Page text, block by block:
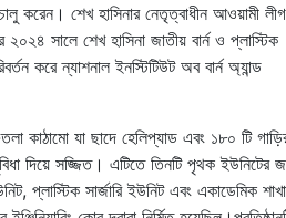
চালু করেন। শেখ হাসিনার নেতৃত্বাধীন আওয়ামী লীগ
সালে শেখ হাসিনা জাতীয় বার্ন ও প্লাস্টিক
করে ন্যাশনাল ইনস্টিটিউট অব বার্ন অ্যান্ড
কাঠামো যা ছাদে হেলিপ্যাড এবং ১৮০ টি
দিয়ে সজ্জিত। এটিতে তিনটি পৃথক ইউনিটের
প্লাস্টিক সার্জারি ইউনিট এবং একাডেমিক